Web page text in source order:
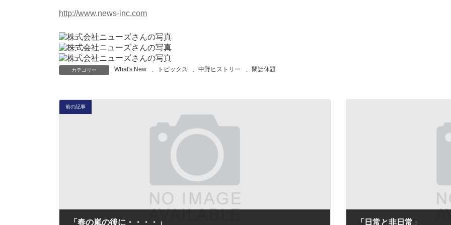
http://www.news-inc.com
カテゴリー What's New 、 トピックス 、中野ヒストリー 、 閑話休題
前の記事
「春の嵐の後に・・・・」 「日常と非日常」